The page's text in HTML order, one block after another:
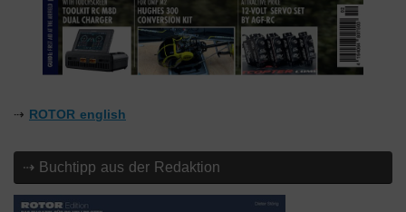
⇢ ROTOR english
⇢ Buchtipp aus der Redaktion